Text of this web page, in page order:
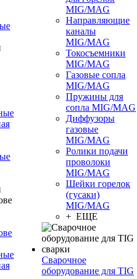
MIG/MAG
Направляющие
каналы
MIG/MAG
Токосъемники
MIG/MAG
Газовые сопла
MIG/MAG
Пружины для
сопла MIG/MAG
Диффузоры
газовые
MIG/MAG
Ролики подачи
проволоки
MIG/MAG
Шейки горелок
(гусаки)
MIG/MAG
+ ЕЩЕ
Сварочное
оборудование для TIG